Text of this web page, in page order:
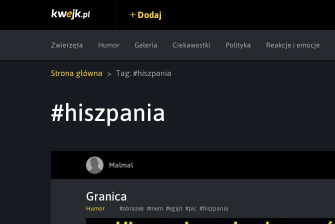
Dodaj
Zwierzęta Humor Galeria Ciekawostki Polityka Reakcje i emocje
Strona główna Tag: #hiszpania
#hiszpania
Malmal
Granica
Humor #obrazek #mem #egipt #pic #hiszpania